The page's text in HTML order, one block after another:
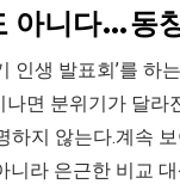
아니다…동
인생 발표회’를
면 분위기가 달
하지 않는다.계속
니라 은근한 비교